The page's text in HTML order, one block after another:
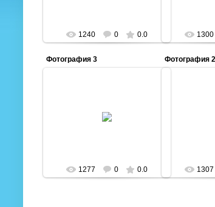
1240 0 0.0 1300
Фотография 3
1277 0 0.0
Фотография 2
1307